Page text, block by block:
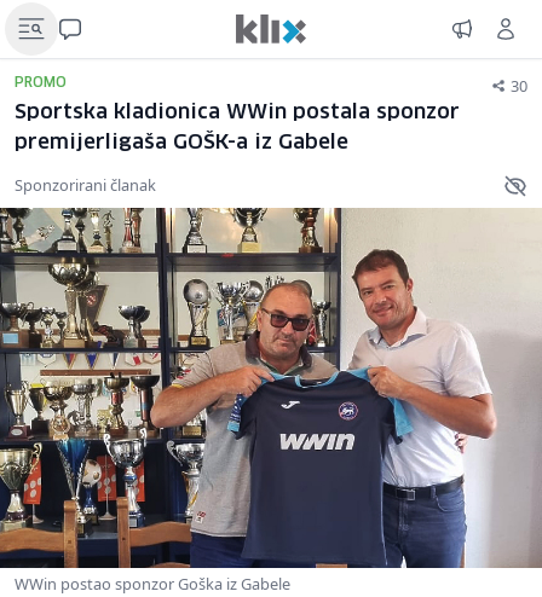
PROMO 30
Sportska kladionica WWin postala sponzor
premijerligaša GOŠK-a iz Gabele
Sponzorirani članak
WWin postao sponzor Goška iz Gabele